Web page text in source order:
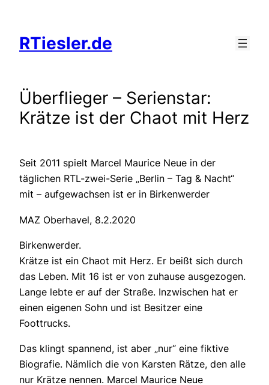
springen
RTiesler.de
Überflieger – Serienstar:
Krätze ist der Chaot mit Herz
Seit 2011 spielt Marcel Maurice Neue in der
täglichen RTL-zwei-Serie „Berlin – Tag & Nacht“
mit – aufgewachsen ist er in Birkenwerder
MAZ Oberhavel, 8.2.2020
Birkenwerder.
Krätze ist ein Chaot mit Herz. Er beißt sich durch
das Leben. Mit 16 ist er von zuhause ausgezogen.
Lange lebte er auf der Straße. Inzwischen hat er
einen eigenen Sohn und ist Besitzer eine
Foottrucks.
Das klingt spannend, ist aber „nur“ eine fiktive
Biografie. Nämlich die von Karsten Rätze, den alle
nur Krätze nennen. Marcel Maurice Neue